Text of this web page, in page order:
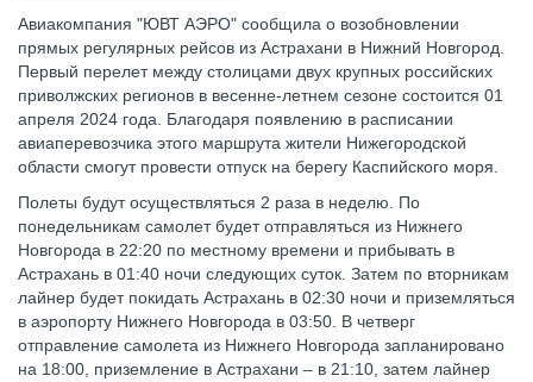
Авиакомпания "ЮВТ АЭРО" сообщила о возобновлении
прямых регулярных рейсов из Астрахани в Нижний Новгород.
Первый перелет между столицами двух крупных российских
приволжских регионов в весенне-летнем сезоне состоится 01
апреля 2024 года. Благодаря появлению в расписании
авиаперевозчика этого маршрута жители Нижегородской
области смогут провести отпуск на берегу Каспийского моря.
Полеты будут осуществляться 2 раза в неделю. По
понедельникам самолет будет отправляться из Нижнего
Новгорода в 22:20 по местному времени и прибывать в
Астрахань в 01:40 ночи следующих суток. Затем по вторникам
лайнер будет покидать Астрахань в 02:30 ночи и приземляться
в аэропорту Нижнего Новгорода в 03:50. В четверг
отправление самолета из Нижнего Новгорода запланировано
на 18:00, приземление в Астрахани – в 21:10, затем лайнер